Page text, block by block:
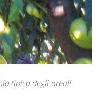
tipica degli areali